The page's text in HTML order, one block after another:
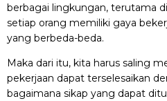
berbagai lingkungan, terutama
setiap orang memiliki gaya
yang berbeda-beda.
Maka dari itu, kita harus saling
pekerjaan dapat terselesaikan
bagaimana sikap yang dapat